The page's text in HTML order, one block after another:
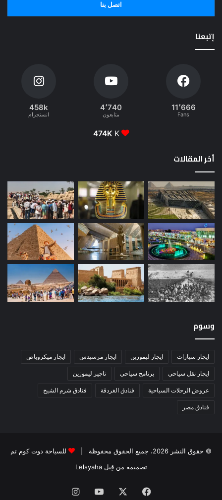
اتصل بنا
إتبعنا
11٬666
Fans
4٬740
متابعون
458k
انستجرام
474K K
أخر المقالات
وسوم
ايجار سيارات ايجار ليموزين ايجار مرسيدس ايجار ميكروباص
ايجار نقل سياحي برنامج سياحي تاجير ليموزين
عروض الرحلات السياحية فنادق الغردقة فنادق شرم الشيخ
فنادق مصر
© حقوق النشر 2026، جميع الحقوق محفوظة |
للسياحة دوت كوم تم
تصميمه من قِبل Lelsyaha
فيسبوك ‫YouTube